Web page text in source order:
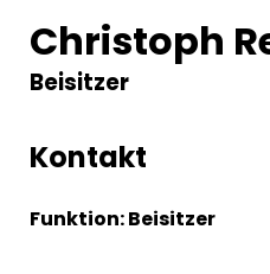
Christoph
Beisitzer
Kontakt
Funktion: Beisitzer